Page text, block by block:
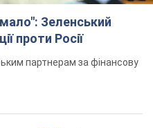
Зеленський
проти Росії
партнерам за фінансову